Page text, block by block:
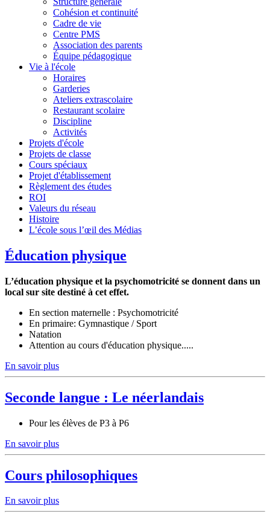
Cohésion et continuité
Cadre de vie
Centre PMS
Association des parents
Équipe pédagogique
Vie à l'école
Horaires
Garderies
Ateliers extrascolaire
Restaurant scolaire
Discipline
Activités
Projets d'école
Projets de classe
Cours spéciaux
Projet d'établissement
Règlement des études
ROI
Valeurs du réseau
Histoire
L’école sous l’œil des Médias
Éducation physique
L’éducation physique et la psychomotricité se donnent dans un
local sur site destiné à cet effet.
En section maternelle : Psychomotricité
En primaire: Gymnastique / Sport
Natation
Attention au cours d'éducation physique.....
En savoir plus
Seconde langue : Le néerlandais
Pour les élèves de P3 à P6
En savoir plus
Cours philosophiques
En savoir plus